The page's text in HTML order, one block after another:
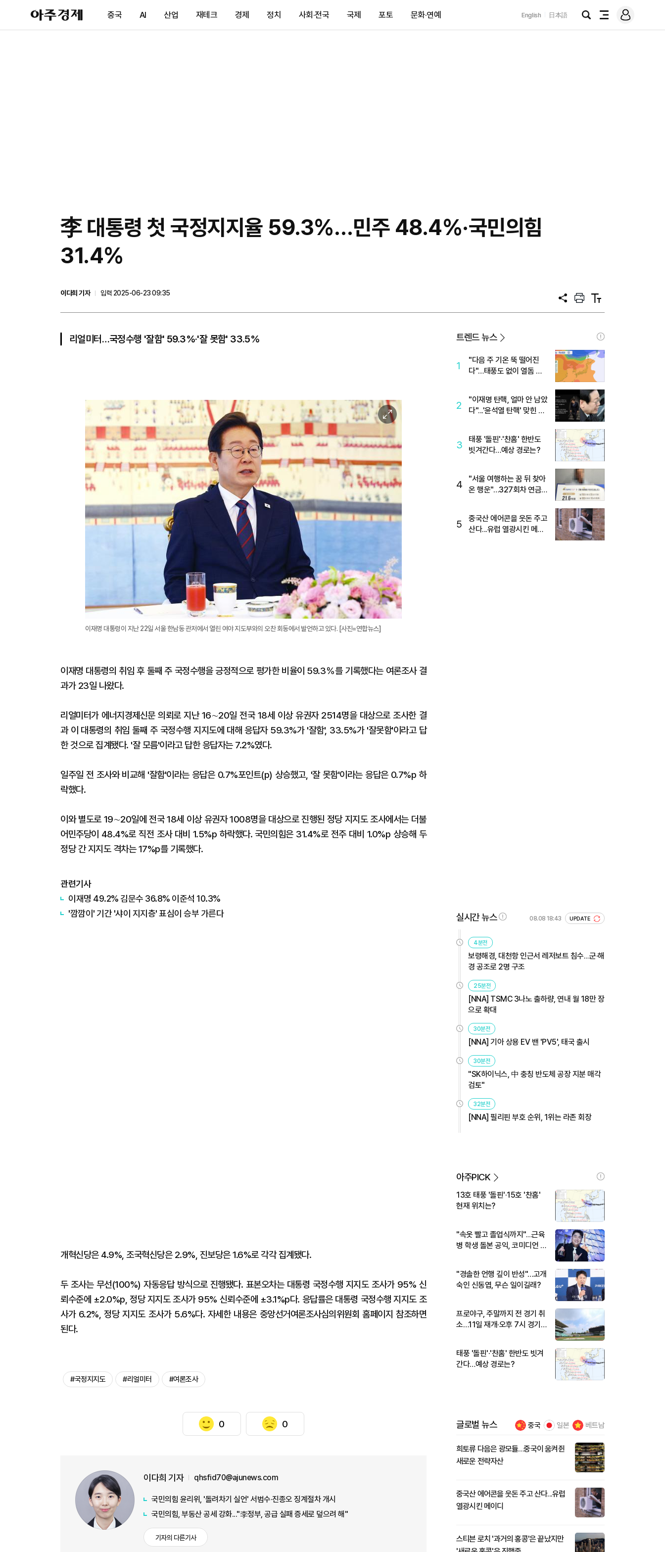
아
주
제
중국 AI 산업 재테크 경제 정치 사회·전국 국제 포토 문화·연예 English 日本語
검
전
메
그
李 대통령 첫 국정지지율 59.3%…민주 48.4%·국민의힘
31.4%
이다희 기자
입력 2025-06-23 09:35
공
프
트
텍
트
리얼미터…국정수행 '잘함' 59.3%·'잘 못함' 33.5%
이
미
지
대
이재명 대통령이 지난 22일 서울 한남동 관저에서 열린 여야 지도부와의 오찬 회동에서 발언하고 있다. [사진=연합뉴스]
이재명 대통령의 취임 후 둘째 주 국정수행을 긍정적으로 평가한 비율이 59.3％를 기록했다는 여론조사 결
과가 23일 나왔다.
리얼미터가 에너지경제신문 의뢰로 지난 16∼20일 전국 18세 이상 유권자 2514명을 대상으로 조사한 결
과 이 대통령의 취임 둘째 주 국정수행 지지도에 대해 응답자 59.3%가 '잘함', 33.5%가 '잘못함'이라고 답
한 것으로 집계됐다. '잘 모름'이라고 답한 응답자는 7.2%였다.
일주일 전 조사와 비교해 '잘함'이라는 응답은 0.7%포인트(p) 상승했고, '잘 못함'이라는 응답은 0.7%p 하
락했다.
이와 별도로 19∼20일에 전국 18세 이상 유권자 1008명을 대상으로 진행된 정당 지지도 조사에서는 더불
어민주당이 48.4%로 직전 조사 대비 1.5%p 하락했다. 국민의힘은 31.4%로 전주 대비 1.0%p 상승해 두
정당 간 지지도 격차는 17%p를 기록했다.
관련기사
이재명 49.2% 김문수 36.8% 이준석 10.3%
'깜깜이' 기간 '샤이 지지층' 표심이 승부 가른다
개혁신당은 4.9%, 조국혁신당은 2.9%, 진보당은 1.6%로 각각 집계됐다.
두 조사는 무선(100%) 자동응답 방식으로 진행됐다. 표본오차는 대통령 국정수행 지지도 조사가 95% 신
뢰수준에 ±2.0%p, 정당 지지도 조사가 95% 신뢰수준에 ±3.1%p다. 응답률은 대통령 국정수행 지지도 조
사가 6.2%, 정당 지지도 조사가 5.6%다. 자세한 내용은 중앙선거여론조사심의위원회 홈페이지 참조하면
된다.
#국정지지도 #리얼미터 #여론조사
0 0
이다희 기자 qhsfid70@ajunews.com
국민의힘 윤리위, '돌려차기 실언' 서범수·진종오 징계절차 개시
국민의힘, 부동산 공세 강화..."李정부, 공급 실패 증세로 덮으려 해"
기자의 다른기사
트렌드 뉴스
1
"다음 주 기온 뚝 떨어진
다"…태풍도 없이 열돔 박
2
"이재명 탄핵, 얼마 안 남았
다"...'윤석열 탄핵' 맞힌 무
3
태풍 '돌핀'·'찬홈' 한반도
빗겨간다…예상 경로는?
4
"서울 여행하는 꿈 뒤 찾아
온 행운"…327회차 연금
5
중국산 에어콘을 웃돈 주고
산다...유럽 열광시킨 메이
실시간 뉴스 08.08 18:43 UPDATE
4분전
보령해경, 대천항 인근서 레저보트 침수…군·해
경 공조로 2명 구조
25분전
[NNA] TSMC 3나노 출하량, 연내 월 18만 장
으로 확대
30분전
[NNA] 기아 상용 EV 밴 'PV5', 태국 출시
30분전
"SK하이닉스, 中 충칭 반도체 공장 지분 매각
검토"
32분전
[NNA] 필리핀 부호 순위, 1위는 라존 회장
아주PICK
13호 태풍 '돌핀'·15호 '찬홈'
현재 위치는?
"속옷 빨고 졸업식까지"…근육
병 학생 돌본 공익, 코미디언 김
"경솔한 언행 깊이 반성"…고개
숙인 신동엽, 무슨 일이길래?
프로야구, 주말까지 전 경기 취
소…11일 재개·오후 7시 경기
태풍 '돌핀'·'찬홈' 한반도 빗겨
간다…예상 경로는?
글로벌 뉴스 중국 일본 베트남
희토류 다음은 광모듈…중국이 움켜쥔
새로운 전략자산
중국산 에어콘을 웃돈 주고 산다...유럽
열광시킨 메이디
스티븐 로치 '과거의 홍콩'은 끝났지만